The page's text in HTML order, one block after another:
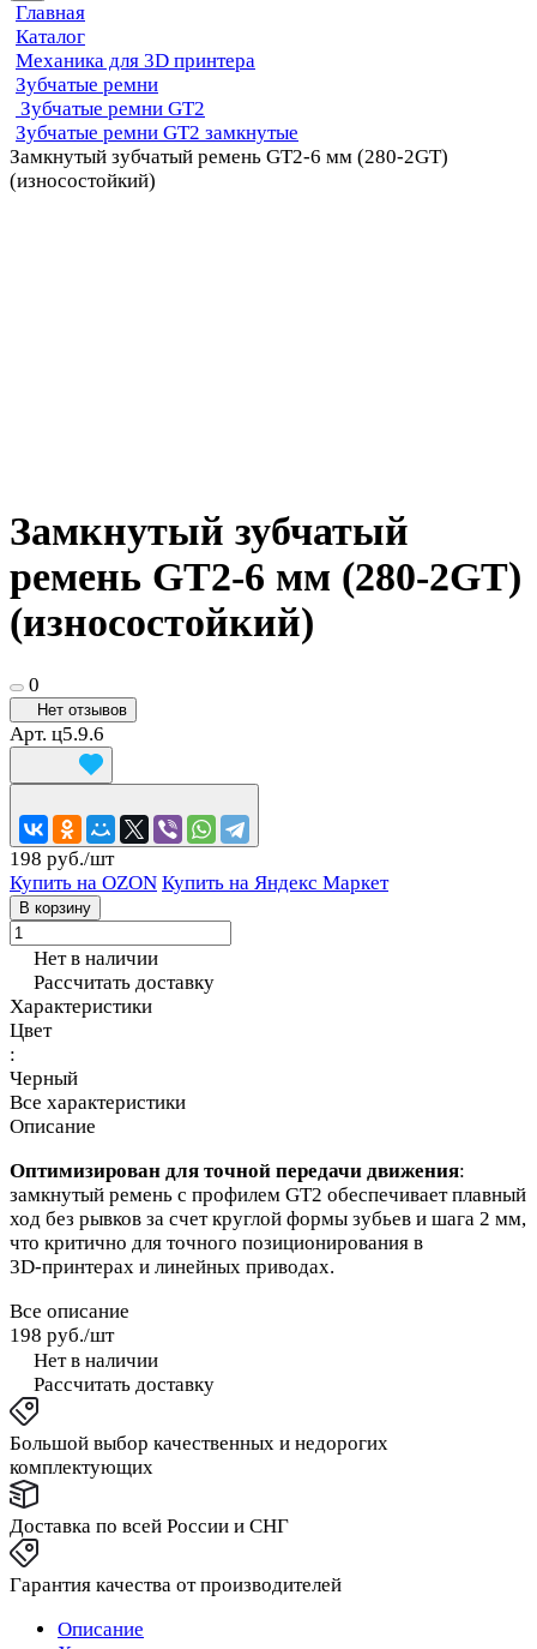
Главная
Каталог
Механика для 3D принтера
Зубчатые ремни
Зубчатые ремни GT2
Зубчатые ремни GT2 замкнутые
Замкнутый зубчатый ремень GT2-6 мм (280-2GT)
(износостойкий)
Замкнутый зубчатый
ремень GT2-6 мм (280-2GT)
(износостойкий)
0
Нет отзывов
Арт. ц5.9.6
198 руб./шт
Купить на OZON Купить на Яндекс Маркет
В корзину
Нет в наличии
Рассчитать доставку
Характеристики
Цвет
:
Черный
Все характеристики
Описание
Оптимизирован для точной передачи движения:
замкнутый ремень с профилем GT2 обеспечивает плавный
ход без рывков за счет круглой формы зубьев и шага 2 мм,
что критично для точного позиционирования в
3D‑принтерах и линейных приводах.
Все описание
198 руб./шт
Нет в наличии
Рассчитать доставку
Большой выбор качественных и недорогих
комплектующих
Доставка по всей России и СНГ
Гарантия качества от производителей
Описание